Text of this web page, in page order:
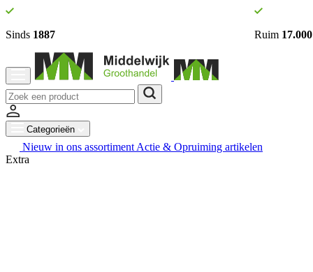
Sinds 1887 Ruim 17.000
Categorieën
Nieuw in ons assortiment Actie & Opruiming artikelen
Extra